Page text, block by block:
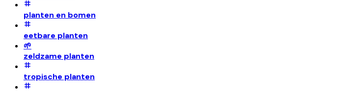
planten en bomen
eetbare planten
🌱
zeldzame planten
tropische planten